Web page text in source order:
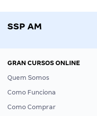
SSP AM
GRAN CURSOS ONLINE
Quem Somos
Como Funciona
Como Comprar